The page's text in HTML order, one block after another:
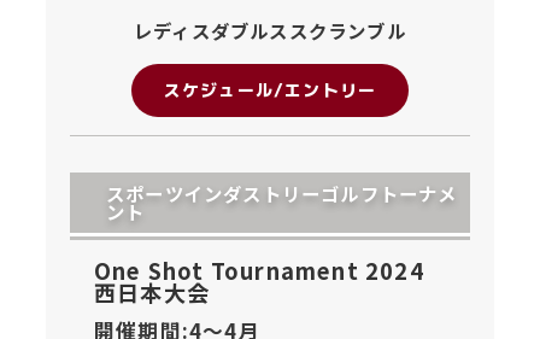
レディスダブルススクランブル
スケジュール/エントリー
スポーツインダストリーゴルフトーナメ
ント
One Shot Tournament 2024
西日本大会
開催期間:4〜4月